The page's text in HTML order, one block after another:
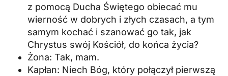
z pomocą Ducha Świętego obiecać mu
wierność w dobrych i złych czasach, a tym
samym kochać i szanować go tak, jak
Chrystus swój Kościół, do końca życia?
Żona: Tak, mam.
Kapłan: Niech Bóg, który połączył pierwszą